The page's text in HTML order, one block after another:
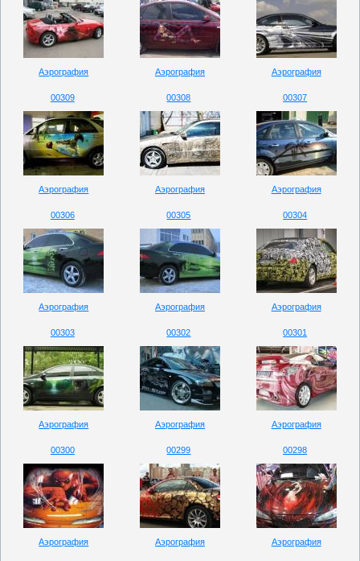
Аэрография Аэрография Аэрография
00309
Аэрография
00308
Аэрография
00307
Аэрография
00306
Аэрография
00305
Аэрография
00304
Аэрография
00303
Аэрография
00302
Аэрография
00301
Аэрография
00300
Аэрография
00299
Аэрография
00298
Аэрография